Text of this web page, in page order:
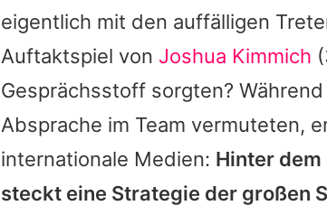
App
eigentlich mit den auffälligen
Auftaktspiel von Joshua Kimmich
Gesprächsstoff sorgten?
Absprache im Team vermuteten,
internationale Medien: Hinter
steckt eine Strategie der großen